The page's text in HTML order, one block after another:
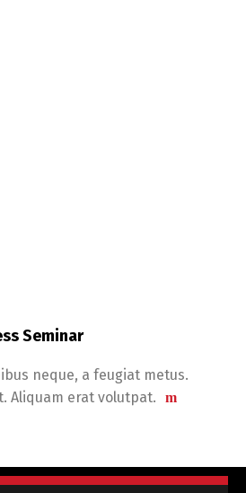
Seminar
neque, a feugiat metus.
Aliquam erat volutpat.